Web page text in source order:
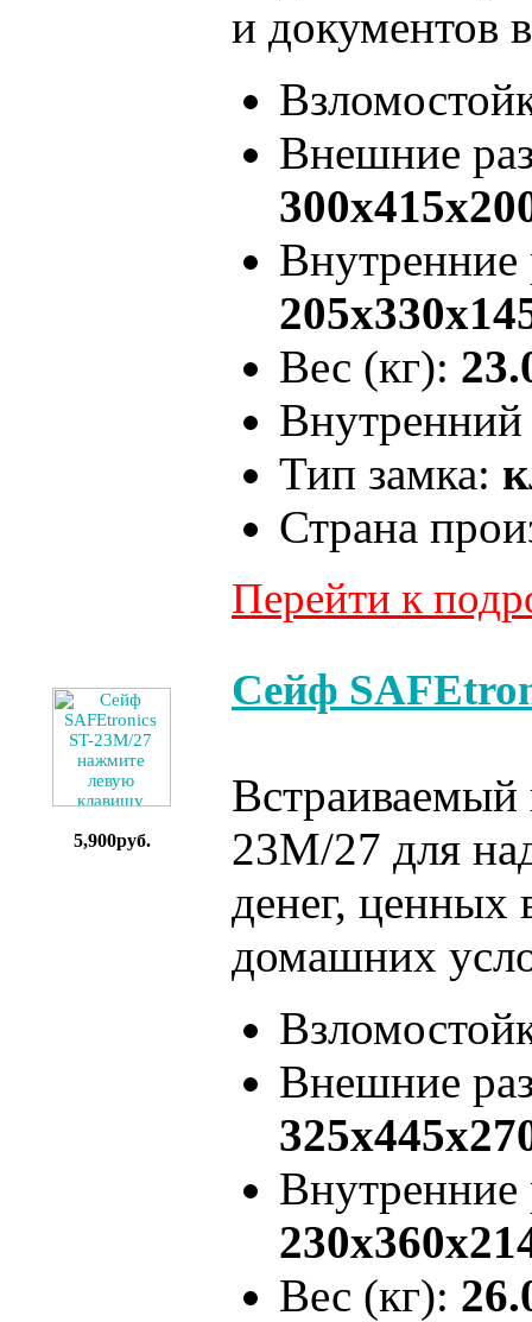
и документов
Внешние
Вес (кг):
Тип замка:
Страна
Перейти к
5,900руб.
Сейф
Встраиваемый
23M/27 для
денег, ценных
домашних
Внешние
Вес (кг):